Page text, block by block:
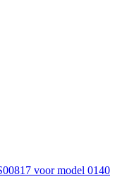
voor model 0140